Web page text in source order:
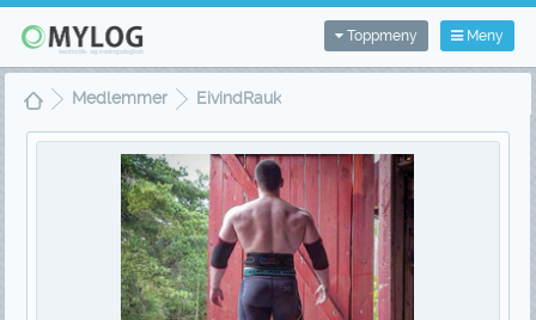
Meny
Toppmeny
Medlemmer EivindRauk